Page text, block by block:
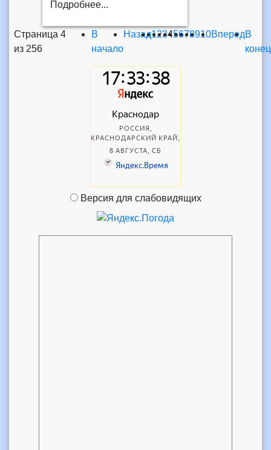
Подробнее...
Страница 4
из 256
В
начало
Назад12345678910ВпередВ
конец
Версия для слабовидящих